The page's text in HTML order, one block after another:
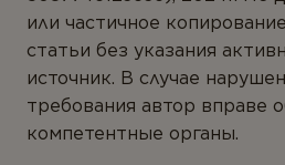
или частичное
статьи без указания
источник. В случае
требования автор вправе
компетентные органы.